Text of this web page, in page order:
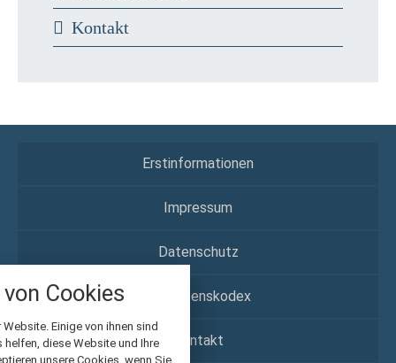
Kontakt
Erstinformationen
Impressum
Datenschutz
Verhaltenskodex
Kontakt
Cookies
Einige von ihnen sind
diese Website und Ihre
unsere Cookies, wenn Sie
alle verwendeten Cookies und
zu blockieren.